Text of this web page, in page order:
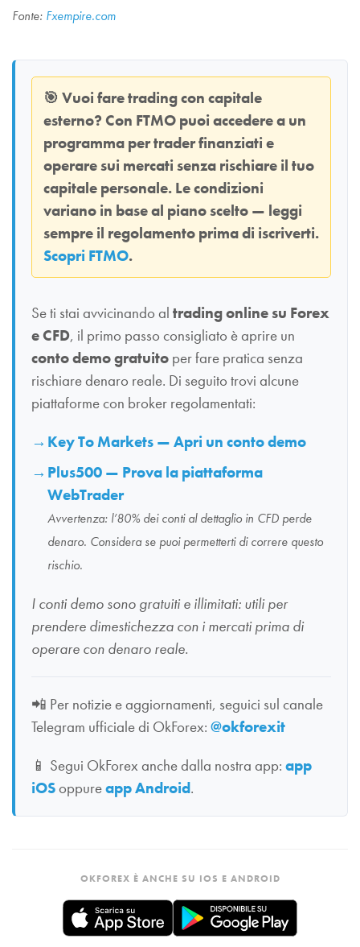
Fonte: Fxempire.com
🎯 Vuoi fare trading con capitale
esterno? Con FTMO puoi accedere a un
programma per trader finanziati e
operare sui mercati senza rischiare il tuo
capitale personale. Le condizioni
variano in base al piano scelto — leggi
sempre il regolamento prima di iscriverti.
Scopri FTMO.
Se ti stai avvicinando al trading online su Forex
e CFD, il primo passo consigliato è aprire un
conto demo gratuito per fare pratica senza
rischiare denaro reale. Di seguito trovi alcune
piattaforme con broker regolamentati:
Key To Markets — Apri un conto demo
Plus500 — Prova la piattaforma
WebTrader
Avvertenza: l’80% dei conti al dettaglio in CFD perde
denaro. Considera se puoi permetterti di correre questo
rischio.
I conti demo sono gratuiti e illimitati: utili per
prendere dimestichezza con i mercati prima di
operare con denaro reale.
📲 Per notizie e aggiornamenti, seguici sul canale
Telegram ufficiale di OkForex: @okforexit
📱 Segui OkForex anche dalla nostra app: app
iOSoppureapp Android.
OKFOREX È ANCHE SU IOS E ANDROID